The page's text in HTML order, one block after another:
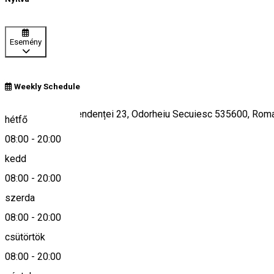
Esemény
Weekly Schedule
hétfő
08:00 - 20:00
kedd
08:00 - 20:00
szerda
08:00 - 20:00
csütörtök
08:00 - 20:00
Bulevardul Independenței 23, Odorheiu Secuiesc 535600,
Keresd térképen
Leírás